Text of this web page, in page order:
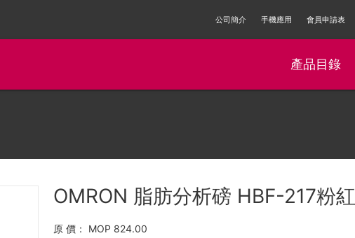
公司簡介 手機應用 會員申請表
產品目錄
OMRON 脂肪分析磅 HBF-217粉紅
原 價： MOP 824.00